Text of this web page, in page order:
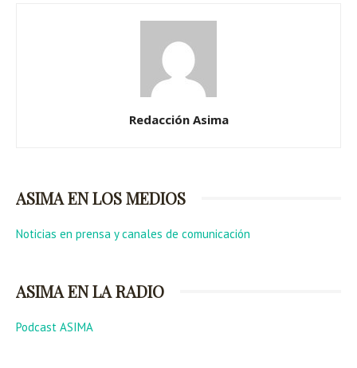
Redacción Asima
ASIMA EN LOS MEDIOS
Noticias en prensa y canales de comunicación
ASIMA EN LA RADIO
Podcast ASIMA